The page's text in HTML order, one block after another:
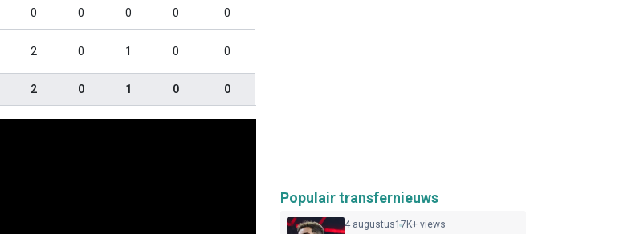
0 0 0 0 0
2 0 1 0 0
2 0 1 0 0
Populair transfernieuws
4 augustus17K+ views